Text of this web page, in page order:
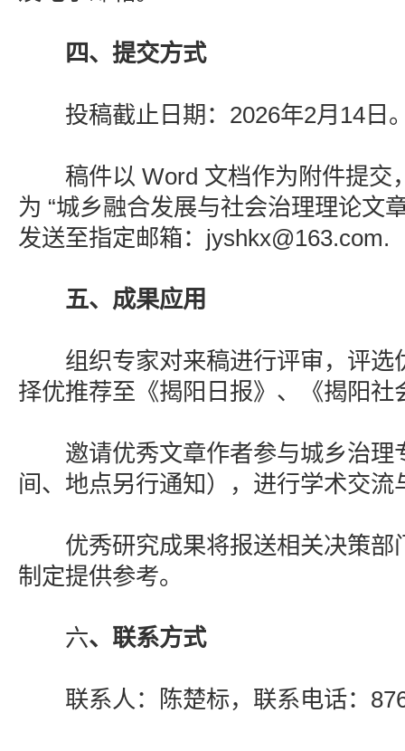
四、提交方式
投稿截止日期：2026年2月14日
稿件以 Word 文档作为附件提交
为 “城乡融合发展与社会治理理论文
发送至指定邮箱：jyshkx@163.com.
五、成果应用
组织专家对来稿进行评审，评选
择优推荐至《揭阳日报》、《揭阳社
邀请优秀文章作者参与城乡治理
间、地点另行通知），进行学术交流
优秀研究成果将报送相关决策部
制定提供参考。
六、联系方式
联系人：陈楚标，联系电话：